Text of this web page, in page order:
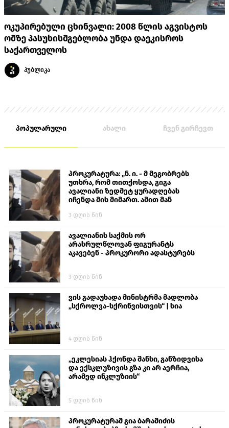
ოკუპირებული ცხინვალი: 2008 წლის აგვისტოს
ომზე პასუხისმგებლობა უნდა დაეკისროს
საქართველოს
პუბლიკა
პოპულარული ახალი ჩვენ გირჩევთ
პროკურატურა: „ნ. ი. - მ მეგობრებს
უთხრა, რომ თითქოსდა, გიგა
ავალიანი ზედმეტ ყურადღებას
იჩენდა მის მიმართ. ამით მან
თავს დასხმოდა გიგა ავალიანს“
3 დღის წინ
ავალიანის საქმის ორ
არასრულწლოვან ფიგურანტს
აკავებენ - პროკურორი ადასტურებს
3 დღის წინ
ვის გადაუხადა მინისტრმა მადლობა
„სქროლვა-სქრინვისთვის“ | სია
4 დღის წინ
„ეკლესიას ჰქონდა შანსი, განზიდვისა
და ექსკლუზივის გზა კი არ აერჩია,
არამედ ინკლუზიის“
5 დღის წინ
პროკურატურამ გია ბარამიძის